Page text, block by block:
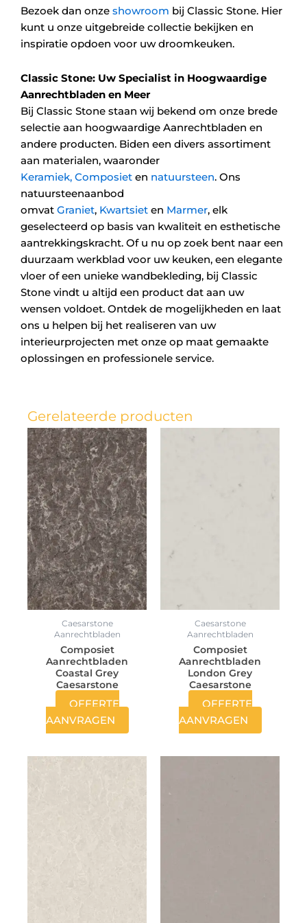
Bezoek dan onze showroom bij Classic Stone. Hier
kunt u onze uitgebreide collectie bekijken en
inspiratie opdoen voor uw droomkeuken.
Classic Stone: Uw Specialist in Hoogwaardige
Aanrechtbladen en Meer
Bij Classic Stone staan wij bekend om onze brede
selectie aan hoogwaardige Aanrechtbladen en
andere producten. Biden een divers assortiment
aan materialen, waaronder
Keramiek, Composiet en natuursteen. Ons
natuursteenaanbod
omvat Graniet, Kwartsiet en Marmer, elk
geselecteerd op basis van kwaliteit en esthetische
aantrekkingskracht. Of u nu op zoek bent naar een
duurzaam werkblad voor uw keuken, een elegante
vloer of een unieke wandbekleding, bij Classic
Stone vindt u altijd een product dat aan uw
wensen voldoet. Ontdek de mogelijkheden en laat
ons u helpen bij het realiseren van uw
interieurprojecten met onze op maat gemaakte
oplossingen en professionele service.
Gerelateerde producten
Caesarstone
Aanrechtbladen
Composiet
Aanrechtbladen
Coastal Grey
Caesarstone
OFFERTE
AANVRAGEN
Caesarstone
Aanrechtbladen
Composiet
Aanrechtbladen
London Grey
Caesarstone
OFFERTE
AANVRAGEN